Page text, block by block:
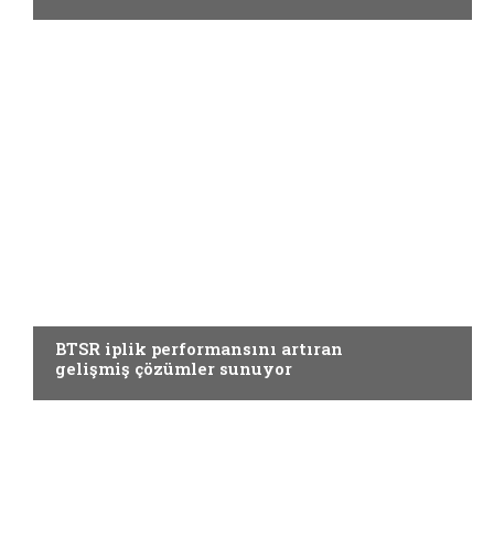
BTSR iplik performansını artıran
gelişmiş çözümler sunuyor